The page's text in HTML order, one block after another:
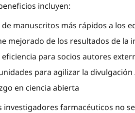
incluyen:
de manuscritos más rápidos a los
mejorado de los resultados de la
para socios autores
para agilizar la
en ciencia abierta
investigadores farmacéuticos no